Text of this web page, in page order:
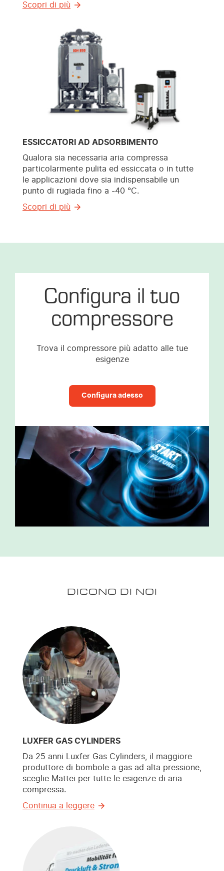
Scopri di più
ESSICCATORI AD ADSORBIMENTO
Qualora sia necessaria aria compressa
particolarmente pulita ed essiccata o in tutte
le applicazioni dove sia indispensabile un
punto di rugiada fino a -40 °C.
Scopri di più
Configura il tuo
compressore
Trova il compressore più adatto alle tue
esigenze
Configura adesso
DICONO DI NOI
LUXFER GAS CYLINDERS
Da 25 anni Luxfer Gas Cylinders, il maggiore
produttore di bombole a gas ad alta pressione,
sceglie Mattei per tutte le esigenze di aria
compressa.
Continua a leggere